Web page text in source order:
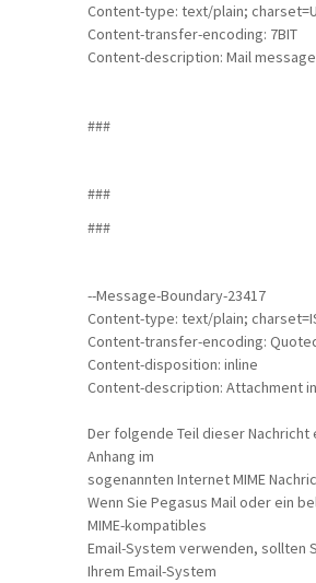
Content-type: text/plain;
Content-transfer-encoding: 7BIT
Content-description: Mail
###
###
###
--Message-Boundary-23417
Content-type: text/plain;
Content-transfer-encoding:
Content-disposition: inline
Content-description: Attachment
Der folgende Teil dieser Nachricht
Anhang im
sogenannten Internet MIME
Wenn Sie Pegasus Mail oder ein
MIME-kompatibles
Email-System verwenden, sollten
Ihrem Email-System